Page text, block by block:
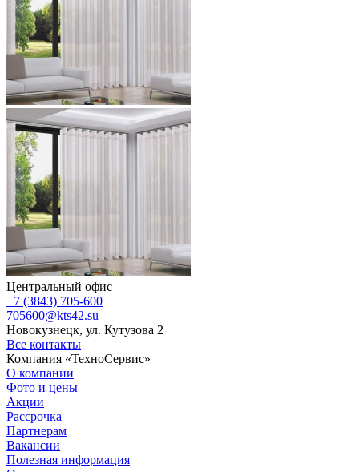
Центральный офис
+7 (3843) 705-600
705600@kts42.su
Новокузнецк, ул. Кутузова 2
Все контакты
Компания «ТехноСервис»
О компании
Фото и цены
Акции
Рассрочка
Партнерам
Вакансии
Полезная информация